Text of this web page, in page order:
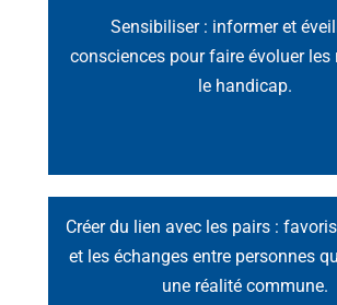
Sensibiliser : informer et
consciences pour faire évoluer les
le handicap.
Créer du lien avec les pairs :
et les échanges entre personnes
une réalité commune.